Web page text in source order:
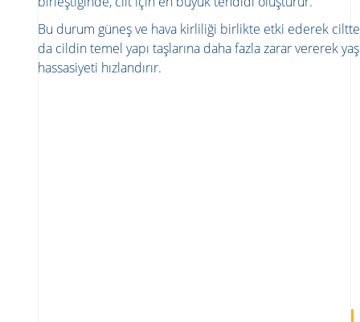
Bu durum güneş ve hava kirliliği birlikte etki ederek
da cildin temel yapı taşlarına daha fazla zarar vererek
hassasiyeti hızlandırır.